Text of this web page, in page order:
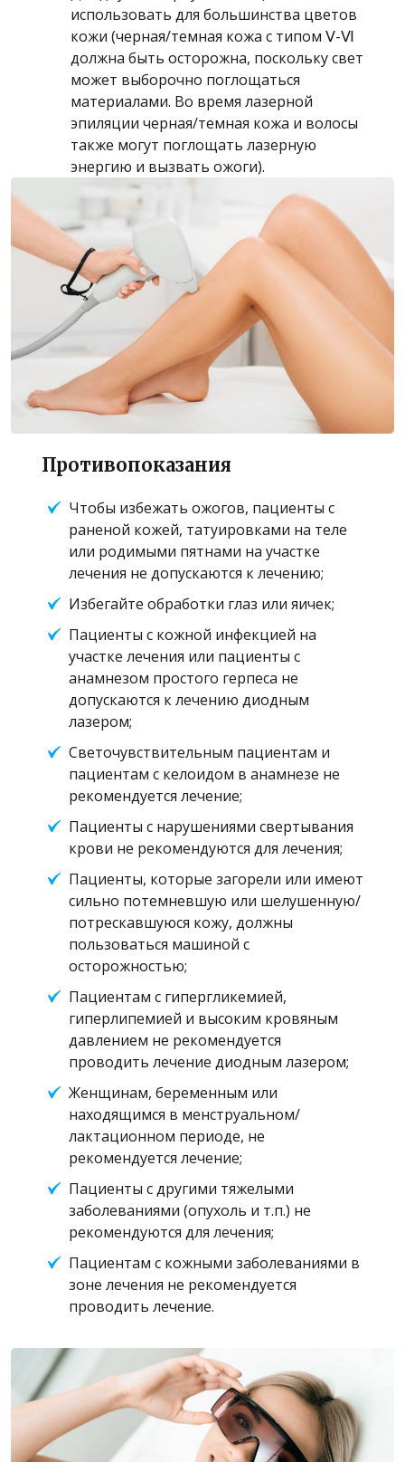
использовать для большинства цветов
кожи (черная/темная кожа с типом Ⅴ-Ⅵ
должна быть осторожна, поскольку свет
может выборочно поглощаться
материалами. Во время лазерной
эпиляции черная/темная кожа и волосы
также могут поглощать лазерную
энергию и вызвать ожоги).
Противопоказания
Чтобы избежать ожогов, пациенты с
раненой кожей, татуировками на теле
или родимыми пятнами на участке
лечения не допускаются к лечению;
Избегайте обработки глаз или яичек;
Пациенты с кожной инфекцией на
участке лечения или пациенты с
анамнезом простого герпеса не
допускаются к лечению диодным
лазером;
Светочувствительным пациентам и
пациентам с келоидом в анамнезе не
рекомендуется лечение;
Пациенты с нарушениями свертывания
крови не рекомендуются для лечения;
Пациенты, которые загорели или имеют
сильно потемневшую или шелушенную/
потрескавшуюся кожу, должны
пользоваться машиной с
осторожностью;
Пациентам с гипергликемией,
гиперлипемией и высоким кровяным
давлением не рекомендуется
проводить лечение диодным лазером;
Женщинам, беременным или
находящимся в менструальном/
лактационном периоде, не
рекомендуется лечение;
Пациенты с другими тяжелыми
заболеваниями (опухоль и т.п.) не
рекомендуются для лечения;
Пациентам с кожными заболеваниями в
зоне лечения не рекомендуется
проводить лечение.